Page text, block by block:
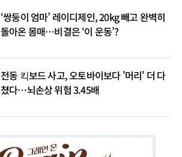
‘쌍둥이 엄마’ 레이디제인, 20kg 빼고 완벽히
돌아온 몸매…비결은 ‘이 운동’?
전동 킥보드 사고, 오토바이보다 '머리' 더 다
쳤다…뇌손상 위험 3.45배